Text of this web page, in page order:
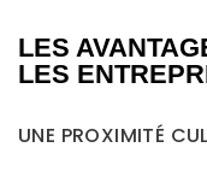
LES
LES
UNE PROXIMITÉ